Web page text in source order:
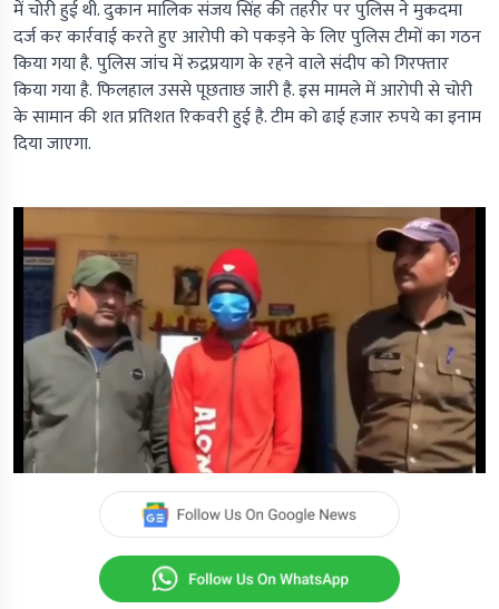
में चोरी हुई थी. दुकान मालिक संजय सिंह की तहरीर पर पुलिस ने मुकदमा
दर्ज कर कार्रवाई करते हुए आरोपी को पकड़ने के लिए पुलिस टीमों का गठन
किया गया है. पुलिस जांच में रुद्रप्रयाग के रहने वाले संदीप को गिरफ्तार
किया गया है. फिलहाल उससे पूछताछ जारी है. इस मामले में आरोपी से चोरी
के सामान की शत प्रतिशत रिकवरी हुई है. टीम को ढाई हजार रुपये का इनाम
दिया जाएगा.